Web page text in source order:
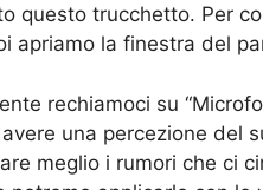
questo trucchetto. Per
apriamo la finestra del
rechiamoci su
una percezione del
meglio i rumori che ci